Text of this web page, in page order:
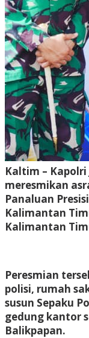
Kaltim –
meresmikan
Panaluan
Kalimantan
Kalimantan
Peresmian
polisi, rumah
susun Sepaku
gedung kantor
Balikpapan.